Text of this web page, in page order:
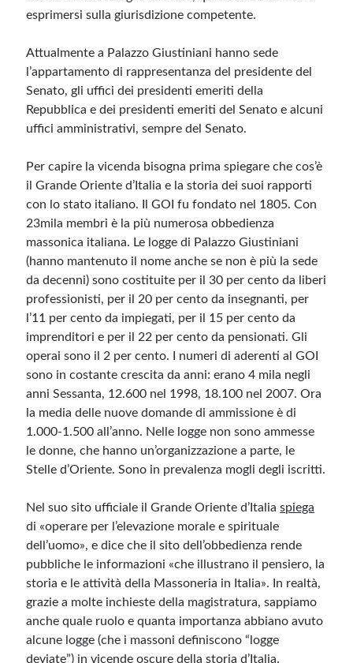
esprimersi sulla giurisdizione competente.
Attualmente a Palazzo Giustiniani hanno sede
l’appartamento di rappresentanza del presidente del
Senato, gli uffici dei presidenti emeriti della
Repubblica e dei presidenti emeriti del Senato e alcuni
uffici amministrativi, sempre del Senato.
Per capire la vicenda bisogna prima spiegare che cos’è
il Grande Oriente d’Italia e la storia dei suoi rapporti
con lo stato italiano. Il GOI fu fondato nel 1805. Con
23mila membri è la più numerosa obbedienza
massonica italiana. Le logge di Palazzo Giustiniani
(hanno mantenuto il nome anche se non è più la sede
da decenni) sono costituite per il 30 per cento da liberi
professionisti, per il 20 per cento da insegnanti, per
l’11 per cento da impiegati, per il 15 per cento da
imprenditori e per il 22 per cento da pensionati. Gli
operai sono il 2 per cento. I numeri di aderenti al GOI
sono in costante crescita da anni: erano 4 mila negli
anni Sessanta, 12.600 nel 1998, 18.100 nel 2007. Ora
la media delle nuove domande di ammissione è di
1.000-1.500 all’anno. Nelle logge non sono ammesse
le donne, che hanno un’organizzazione a parte, le
Stelle d’Oriente. Sono in prevalenza mogli degli iscritti.
Nel suo sito ufficiale il Grande Oriente d’Italiaspiega
di «operare per l’elevazione morale e spirituale
dell’uomo», e dice che il sito dell’obbedienza rende
pubbliche le informazioni «che illustrano il pensiero, la
storia e le attività della Massoneria in Italia». In realtà,
grazie a molte inchieste della magistratura, sappiamo
anche quale ruolo e quanta importanza abbiano avuto
alcune logge (che i massoni definiscono “logge
deviate”) in vicende oscure della storia d’Italia.